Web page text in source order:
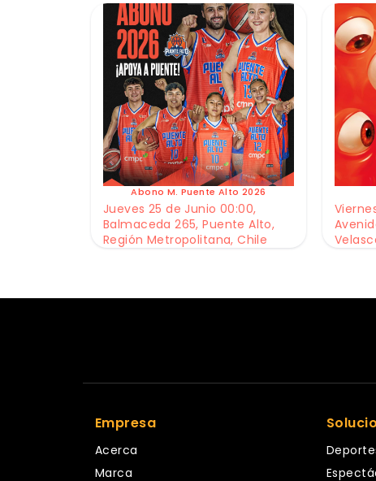
Abono M. Puente Alto 2026
Jueves 25 de Junio 00:00,
Balmaceda 265, Puente Alto,
Región Metropolitana, Chile
Empresa
Acerca
Marca